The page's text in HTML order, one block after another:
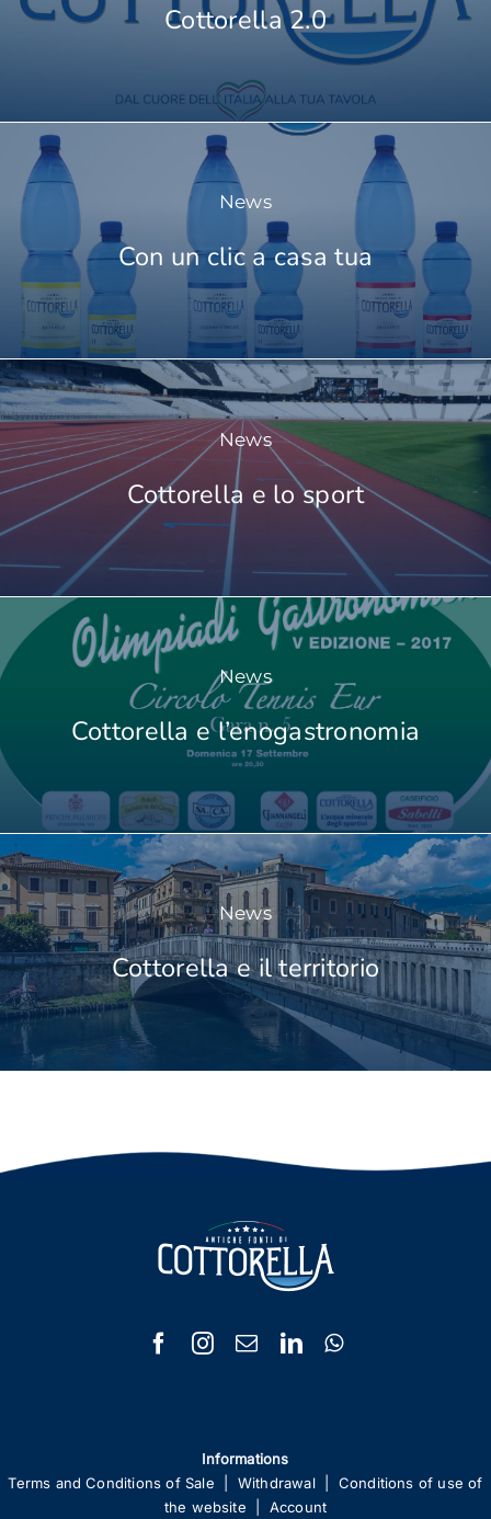
Cottorella 2.0
News
Con un clic a casa tua
News
Cottorella e lo sport
News
Cottorella e l’enogastronomia
News
Cottorella e il territorio
Informations
Terms and Conditions of Sale
Withdrawal| Conditions of use of
the website
Account